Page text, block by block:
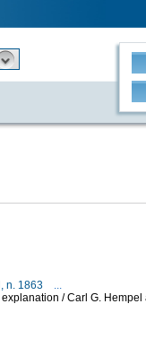
n. 1863
...
/ Carl G.